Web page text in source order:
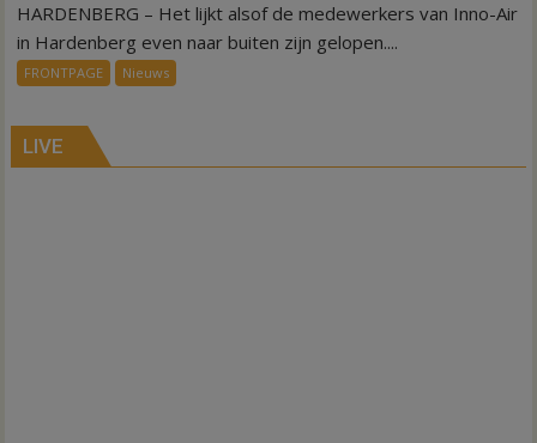
Warmte
HARDENBERG – Het lijkt alsof de medewerkers van Inno-Air
in Hardenberg even naar buiten zijn gelopen....
FRONTPAGE Nieuws
LIVE